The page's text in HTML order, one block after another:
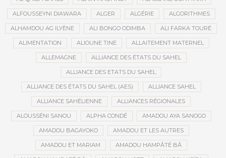
ALFOUSSEYNI DIAWARA ALGER ALGÉRIE ALGORITHMES
ALHAMDOU AG ILYÈNE ALI BONGO ODIMBA ALI FARKA TOURÉ
ALIMENTATION ALIOUNE TINE ALLAITEMENT MATERNEL
ALLEMAGNE ALLIANCE DES ÉTATS DU SAHEL
ALLIANCE DES ETATS DU SAHEL
ALLIANCE DES ÉTATS DU SAHEL (AES) ALLIANCE SAHEL
ALLIANCE SAHÉLIENNE ALLIANCES RÉGIONALES
ALOUSSÉNI SANOU ALPHA CONDÉ AMADOU AYA SANOGO
AMADOU BAGAYOKO AMADOU ET LES AUTRES
AMADOU ET MARIAM AMADOU HAMPÂTÉ BÂ